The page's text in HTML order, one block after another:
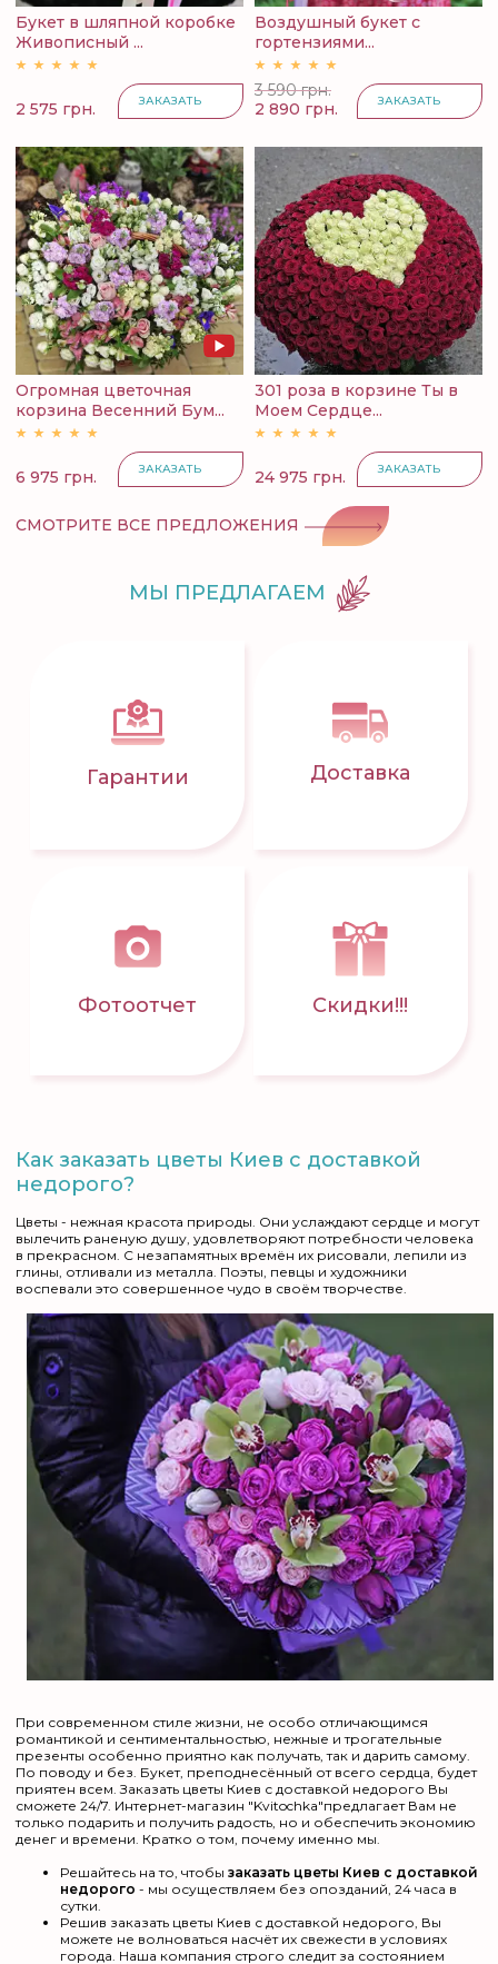
Букет в шляпной коробке
Живописный ...
2 575 грн. ЗАКАЗАТЬ
Воздушный букет с
гортензиями...
3 590 грн.
2 890 грн.
ЗАКАЗАТЬ
Огромная цветочная
корзина Весенний Бум...
6 975 грн. ЗАКАЗАТЬ
301 роза в корзине Ты в
Моем Сердце...
24 975 грн. ЗАКАЗАТЬ
СМОТРИТЕ ВСЕ ПРЕДЛОЖЕНИЯ
МЫ ПРЕДЛАГАЕМ
Гарантии Доставка
Фотоотчет Скидки!!!
Как заказать цветы Киев с доставкой
недорого?
Цветы - нежная красота природы. Они услаждают сердце и могут
вылечить раненую душу, удовлетворяют потребности человека
в прекрасном. С незапамятных времён их рисовали, лепили из
глины, отливали из металла. Поэты, певцы и художники
воспевали это совершенное чудо в своём творчестве.
При современном стиле жизни, не особо отличающимся
романтикой и сентиментальностью, нежные и трогательные
презенты особенно приятно как получать, так и дарить самому.
По поводу и без. Букет, преподнесённый от всего сердца, будет
приятен всем. Заказать цветы Киев с доставкой недорого Вы
сможете 24/7. Интернет-магазин "Kvitochka"предлагает Вам не
только подарить и получить радость, но и обеспечить экономию
денег и времени. Кратко о том, почему именно мы.
Решайтесь на то, чтобы заказать цветы Киев с доставкой
недорого - мы осуществляем без опозданий, 24 часа в
сутки.
Решив заказать цветы Киев с доставкой недорого, Вы
можете не волноваться насчёт их свежести в условиях
города. Наша компания строго следит за состоянием